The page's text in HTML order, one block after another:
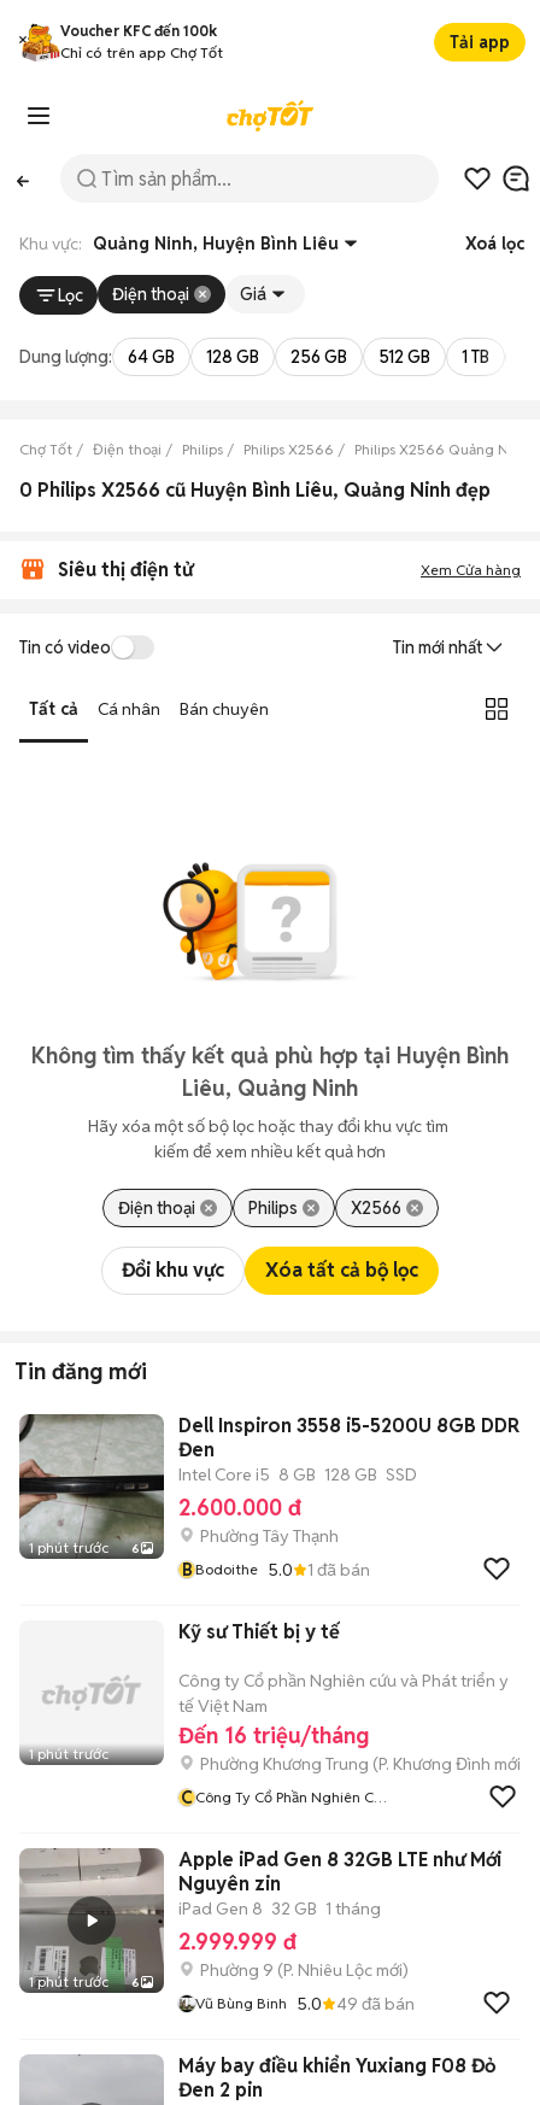
Voucher KFC đến 100k
Chỉ có trên app Chợ Tốt
Tải app
Khu vực: Quảng Ninh, Huyện Bình Liêu Xoá lọc
Lọc Điện thoại Giá
Dung lượng: 64 GB 128 GB 256 GB 512 GB 1 TB
Chợ Tốt Điện thoại Philips Philips X2566 Philips X2566 Quảng Ninh
0 Philips X2566 cũ Huyện Bình Liêu, Quảng Ninh đẹp
Siêu thị điện tử Xem Cửa hàng
Tin có video Tin mới nhất
Tất cả Cá nhân Bán chuyên
Không tìm thấy kết quả phù hợp tại Huyện Bình
Liêu, Quảng Ninh
Hãy xóa một số bộ lọc hoặc thay đổi khu vực tìm
kiếm để xem nhiều kết quả hơn
Điện thoại Philips X2566
Đổi khu vực Xóa tất cả bộ lọc
Tin đăng mới
1 phút trước 6
Dell Inspiron 3558 i5-5200U 8GB DDR
Đen
Intel Core i5 8 GB 128 GB SSD
2.600.000 đ
Phường Tây Thạnh
BBodoithe 5.0 1 đã bán
1 phút trước
Kỹ sư Thiết bị y tế
Công ty Cổ phần Nghiên cứu và Phát triển y
tế Việt Nam
Đến 16 triệu/tháng
Phường Khương Trung (P. Khương Đình mới)
CCông Ty Cổ Phần Nghiên Cứu
1 phút trước 6
Apple iPad Gen 8 32GB LTE như Mới
Nguyên zin
iPad Gen 8 32 GB 1 tháng
2.999.999 đ
Phường 9 (P. Nhiêu Lộc mới)
Vũ Bùng Binh 5.0 49 đã bán
Máy bay điều khiển Yuxiang F08 Đỏ
Đen 2 pin